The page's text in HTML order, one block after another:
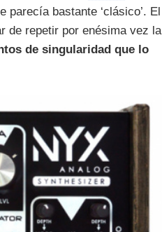
parecía bastante ‘clásico’. El
de repetir por enésima vez la
de singularidad que lo